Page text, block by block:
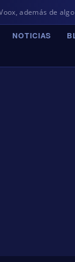
de algo
NOTICIAS